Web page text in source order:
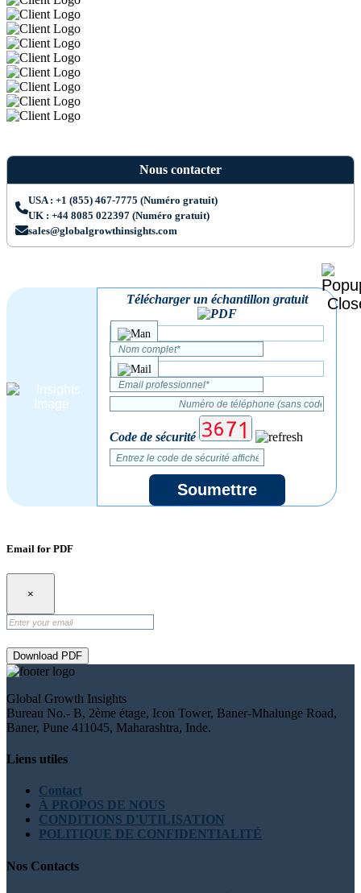
Nous contacter
USA : +1 (855) 467-7775 (Numéro gratuit)
UK : +44 8085 022397 (Numéro gratuit)
sales@globalgrowthinsights.com
Télécharger un échantillon gratuit
Code de sécurité
Soumettre
Email for PDF
×
Download PDF
Global Growth Insights
Bureau No.- B, 2ème étage, Icon Tower, Baner-Mhalunge Road,
Baner, Pune 411045, Maharashtra, Inde.
Liens utiles
Contact
À PROPOS DE NOUS
CONDITIONS D'UTILISATION
POLITIQUE DE CONFIDENTIALITÉ
Nos Contacts